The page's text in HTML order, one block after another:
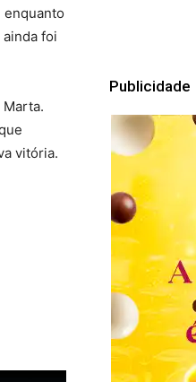
enquanto
foi
vitória.
Publicidade